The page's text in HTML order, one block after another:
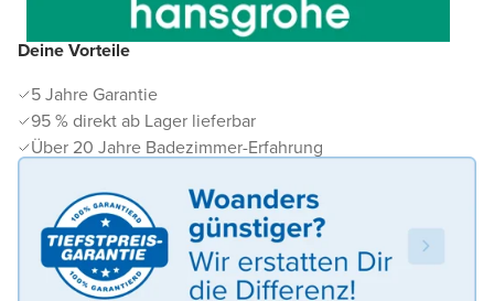
Deine Vorteile
5 Jahre Garantie
95 % direkt ab Lager lieferbar
Über 20 Jahre Badezimmer-Erfahrung